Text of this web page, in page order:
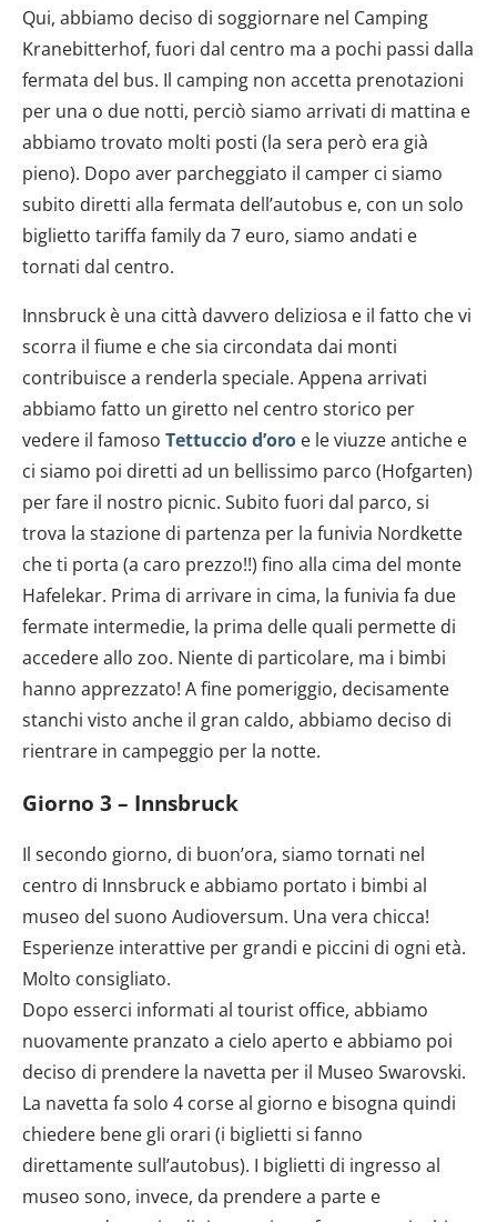
Qui, abbiamo deciso di soggiornare nel Camping
Kranebitterhof, fuori dal centro ma a pochi passi dalla
fermata del bus. Il camping non accetta prenotazioni
per una o due notti, perciò siamo arrivati di mattina e
abbiamo trovato molti posti (la sera però era già
pieno). Dopo aver parcheggiato il camper ci siamo
subito diretti alla fermata dell’autobus e, con un solo
biglietto tariffa family da 7 euro, siamo andati e
tornati dal centro.
Innsbruck è una città davvero deliziosa e il fatto che vi
scorra il fiume e che sia circondata dai monti
contribuisce a renderla speciale. Appena arrivati
abbiamo fatto un giretto nel centro storico per
vedere il famoso Tettuccio d’oro e le viuzze antiche e
ci siamo poi diretti ad un bellissimo parco (Hofgarten)
per fare il nostro picnic. Subito fuori dal parco, si
trova la stazione di partenza per la funivia Nordkette
che ti porta (a caro prezzo!!) fino alla cima del monte
Hafelekar. Prima di arrivare in cima, la funivia fa due
fermate intermedie, la prima delle quali permette di
accedere allo zoo. Niente di particolare, ma i bimbi
hanno apprezzato! A fine pomeriggio, decisamente
stanchi visto anche il gran caldo, abbiamo deciso di
rientrare in campeggio per la notte.
Giorno 3 – Innsbruck
Il secondo giorno, di buon’ora, siamo tornati nel
centro di Innsbruck e abbiamo portato i bimbi al
museo del suono Audioversum. Una vera chicca!
Esperienze interattive per grandi e piccini di ogni età.
Molto consigliato.
Dopo esserci informati al tourist office, abbiamo
nuovamente pranzato a cielo aperto e abbiamo poi
deciso di prendere la navetta per il Museo Swarovski.
La navetta fa solo 4 corse al giorno e bisogna quindi
chiedere bene gli orari (i biglietti si fanno
direttamente sull’autobus). I biglietti di ingresso al
museo sono, invece, da prendere a parte e